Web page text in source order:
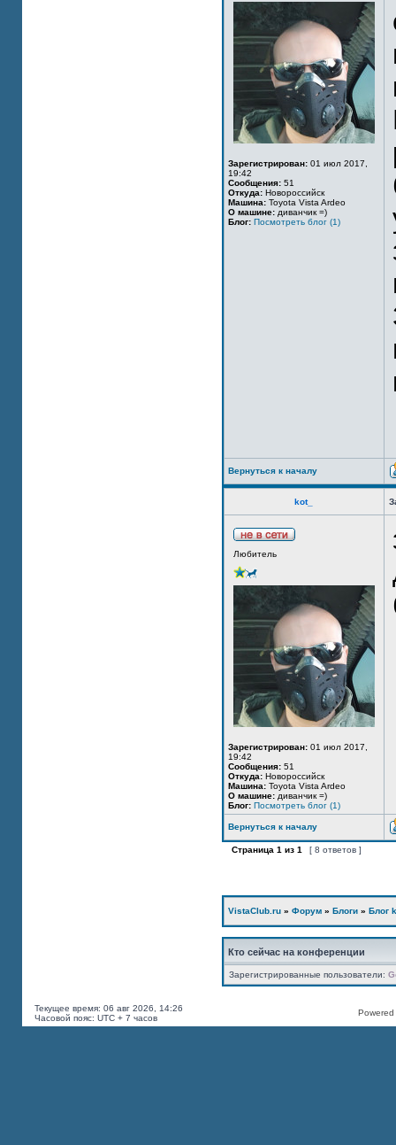
Зарегистрирован: 01 июл 2017,
19:42
Сообщения: 51
Откуда: Новороссийск
Машина: Toyota Vista Ardeo
О машине: диванчик =)
Блог: Посмотреть блог (1)
Вернуться к началу
kot_
Любитель
Зарегистрирован: 01 июл 2017,
19:42
Сообщения: 51
Откуда: Новороссийск
Машина: Toyota Vista Ardeo
О машине: диванчик =)
Блог: Посмотреть блог (1)
Вернуться к началу
Страница 1 из 1 [ 8 ответов ]
VistaClub.ru » Форум » Блоги » Блог
Кто сейчас на конференции
Зарегистрированные пользователи:
Текущее время: 06 авг 2026, 14:26
Часовой пояс: UTC + 7 часов